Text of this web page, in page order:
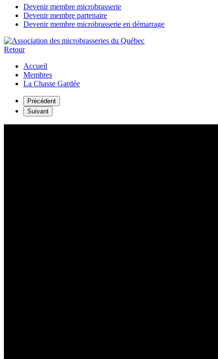
Devenir membre microbrasserie
Devenir membre partenaire
Devenir membre microbrasserie en démarrage
Retour
Accueil
Membres
La Chasse Gardée
Précédent
Suivant